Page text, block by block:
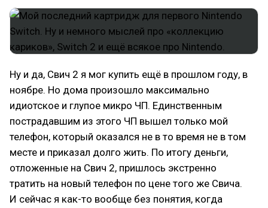
Ну и да, Свич 2 я мог купить ещё в прошлом году, в
ноябре. Но дома произошло максимально
идиотское и глупое микро ЧП. Единственным
пострадавшим из этого ЧП вышел только мой
телефон, который оказался не в то время не в том
месте и приказал долго жить. По итогу деньги,
отложенные на Свич 2, пришлось экстренно
тратить на новый телефон по цене того же Свича.
И сейчас я как-то вообще без понятия, когда